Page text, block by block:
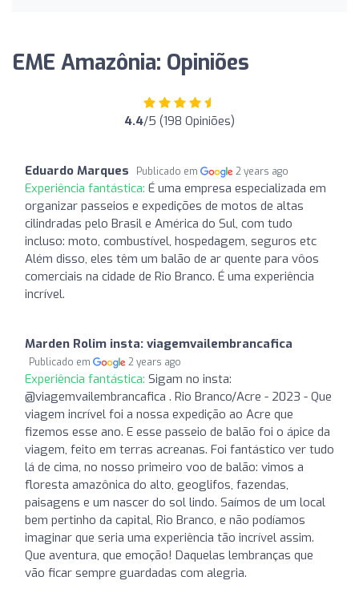
EME Amazônia: Opiniões
4.4/5 (198 Opiniões)
Eduardo Marques Publicado em 2 years ago
Experiência fantástica: É uma empresa especializada em
organizar passeios e expedições de motos de altas
cilindradas pelo Brasil e América do Sul, com tudo
incluso: moto, combustível, hospedagem, seguros etc
Além disso, eles têm um balão de ar quente para vôos
comerciais na cidade de Rio Branco. É uma experiência
incrível.
Marden Rolim insta: viagemvailembrancafica
Publicado em 2 years ago
Experiência fantástica: Sigam no insta:
@viagemvailembrancafica . Rio Branco/Acre - 2023 - Que
viagem incrível foi a nossa expedição ao Acre que
fizemos esse ano. E esse passeio de balão foi o ápice da
viagem, feito em terras acreanas. Foi fantástico ver tudo
lá de cima, no nosso primeiro voo de balão: vimos a
floresta amazônica do alto, geoglifos, fazendas,
paisagens e um nascer do sol lindo. Saímos de um local
bem pertinho da capital, Rio Branco, e não podíamos
imaginar que seria uma experiência tão incrível assim.
Que aventura, que emoção! Daquelas lembranças que
vão ficar sempre guardadas com alegria.